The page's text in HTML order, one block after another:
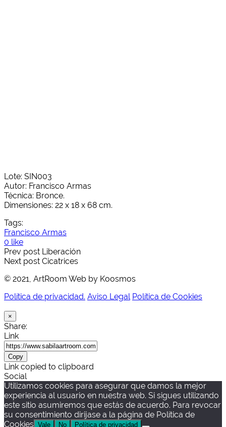
Lote: SIN003
Autor: Francisco Armas
Técnica: Bronce.
Dimensiones: 22 x 18 x 68 cm.
Tags:
Francisco Armas
0 like
Prev post Liberación
Next post Cicatrices
© 2021, ArtRoom Web by Koosmos
Política de privacidad. Aviso Legal Política de Cookies
×
Share:
Link
Copy
Link copied to clipboard
Social
Utilizamos cookies para asegurar que damos la mejor
experiencia al usuario en nuestra web. Si sigues utilizando
este sitio asumiremos que estás de acuerdo. Para revocar
su consentimiento dirijase a la página de Política de
Cookies Vale No Política de privacidad